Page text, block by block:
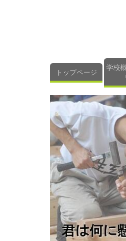
トップページ
学校